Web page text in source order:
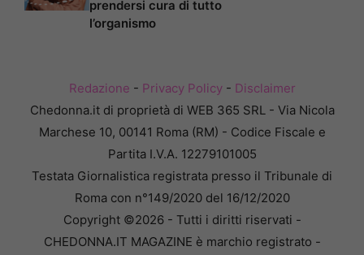
prendersi cura di tutto
l’organismo
Redazione - Privacy Policy- Disclaimer
Chedonna.it di proprietà di WEB 365 SRL - Via Nicola
Marchese 10, 00141 Roma (RM) - Codice Fiscale e
Partita I.V.A. 12279101005
Testata Giornalistica registrata presso il Tribunale di
Roma con n°149/2020 del 16/12/2020
Copyright ©2026 - Tutti i diritti riservati -
CHEDONNA.IT MAGAZINE è marchio registrato -